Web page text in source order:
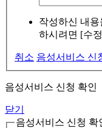
작성하신 내
하시려면 [수
취소 음성서비스 신
음성서비스 신청 확인
닫기
음성서비스 신청 확